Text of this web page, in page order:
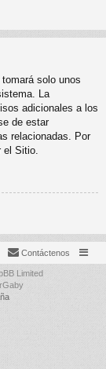
solo unos
La
adicionales a los
de estar
relacionadas. Por
Sitio.
Contáctenos
Limited